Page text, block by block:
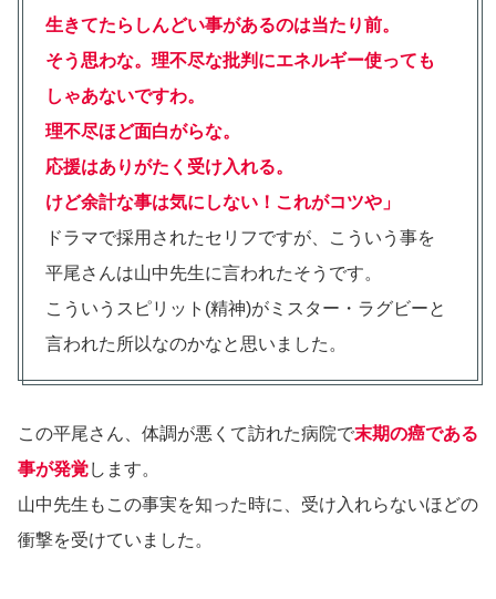
生きてたらしんどい事があるのは当たり前。
そう思わな。理不尽な批判にエネルギー使っても
しゃあないですわ。
理不尽ほど面白がらな。
応援はありがたく受け入れる。
けど余計な事は気にしない！これがコツや」
ドラマで採用されたセリフですが、こういう事を
平尾さんは山中先生に言われたそうです。
こういうスピリット(精神)がミスター・ラグビーと
言われた所以なのかなと思いました。
この平尾さん、体調が悪くて訪れた病院で末期の癌である
事が発覚します。
山中先生もこの事実を知った時に、受け入れらないほどの
衝撃を受けていました。